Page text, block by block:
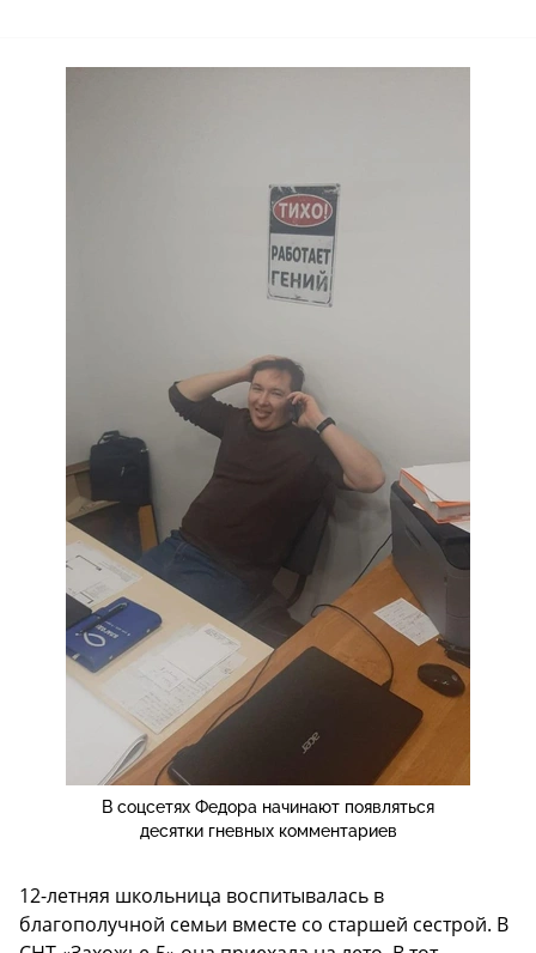
В соцсетях Федора начинают появляться
десятки гневных комментариев
12-летняя школьница воспитывалась в
благополучной семьи вместе со старшей сестрой. В